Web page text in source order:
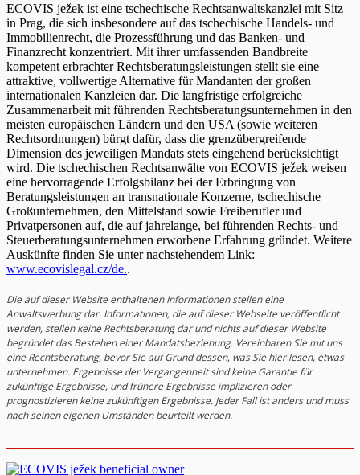
ECOVIS ježek ist eine tschechische Rechtsanwaltskanzlei mit Sitz
in Prag, die sich insbesondere auf das tschechische Handels- und
Immobilienrecht, die Prozessführung und das Banken- und
Finanzrecht konzentriert. Mit ihrer umfassenden Bandbreite
kompetent erbrachter Rechtsberatungsleistungen stellt sie eine
attraktive, vollwertige Alternative für Mandanten der großen
internationalen Kanzleien dar. Die langfristige erfolgreiche
Zusammenarbeit mit führenden Rechtsberatungsunternehmen in den
meisten europäischen Ländern und den USA (sowie weiteren
Rechtsordnungen) bürgt dafür, dass die grenzübergreifende
Dimension des jeweiligen Mandats stets eingehend berücksichtigt
wird. Die tschechischen Rechtsanwälte von ECOVIS ježek weisen
eine hervorragende Erfolgsbilanz bei der Erbringung von
Beratungsleistungen an transnationale Konzerne, tschechische
Großunternehmen, den Mittelstand sowie Freiberufler und
Privatpersonen auf, die auf jahrelange, bei führenden Rechts- und
Steuerberatungsunternehmen erworbene Erfahrung gründet. Weitere
Auskünfte finden Sie unter nachstehendem Link:
www.ecovislegal.cz/de..
Die auf dieser Website enthaltenen Informationen stellen eine
Anwaltswerbung dar. Informationen, die auf dieser Webseite veröffentlicht
werden, stellen keine Rechtsberatung dar und nichts auf dieser Website
begründet das Bestehen einer Mandatsbeziehung. Vereinbaren Sie mit uns
eine Rechtsberatung, bevor Sie auf Grund dessen, was Sie hier lesen, etwas
unternehmen. Ergebnisse der Vergangenheit sind keine Garantie für
zukünftige Ergebnisse, und frühere Ergebnisse implizieren oder
prognostizieren keine zukünftigen Ergebnisse. Jeder Fall ist anders und muss
nach seinen eigenen Umständen beurteilt werden.